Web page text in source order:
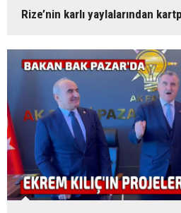
Rize’nin karlı yaylalarından